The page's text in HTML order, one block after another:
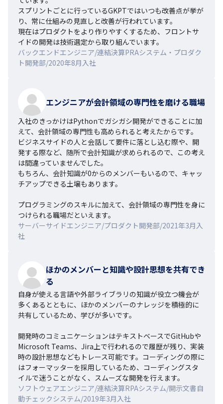
スプリントごとに行っているGKPTではいつも改善点が挙が
り、常に仕組みの見直しと改善が行われています。
現在はプロダクトをより作りやすくするため、フロントサ
イドの開発は技術選定から取り組んでいます。
バックエンドエンジニア/連結決算PRAシステム・プロダク
ト開発部/2020年8月入社
エンジニアが会計領域の専門性を磨ける職場
入社のきっかけはPythonでガシガシ開発ができることに加
えて、会計領域の専門性も高められると考えたからです。
ビジネスサイドの人と会話して要件に落とし込む際や、開
発する際など、随所で会計知識が求められるので、この考え
は間違っていませんでした。
もちろん、会計知識が0からのメンバーもいるので、キャッ
チアップできる土壌もあります。
プログラミングのスキルに加えて、会計領域の専門性を身に
つけられる職場だといえます。
サーバーサイドエンジニア/プロダクト開発部/2021年3月入
社
ほかのメンバーと知識や設計思想を共有でき
る
自身が使える言語や外部ライブラリの知識が役立つ機会が
多くあるとともに、ほかのメンバーのナレッジを積極的に
共有しているため、学びが多いです。
開発時のコミュニケーションはテキストベースでGitHubや
Microsoft Teams、Jira上で行われるので履歴が残り、実装
時の設計思想などもトレース可能です。コーディングの際に
はフォーマッターを採用しているため、コーディングスタ
イルで迷うことがなく、スムーズな開発を行えます。
ソフトウェアエンジニア/連結決算RPAシステム/開示文書自
動チェックシステム/2019年3月入社